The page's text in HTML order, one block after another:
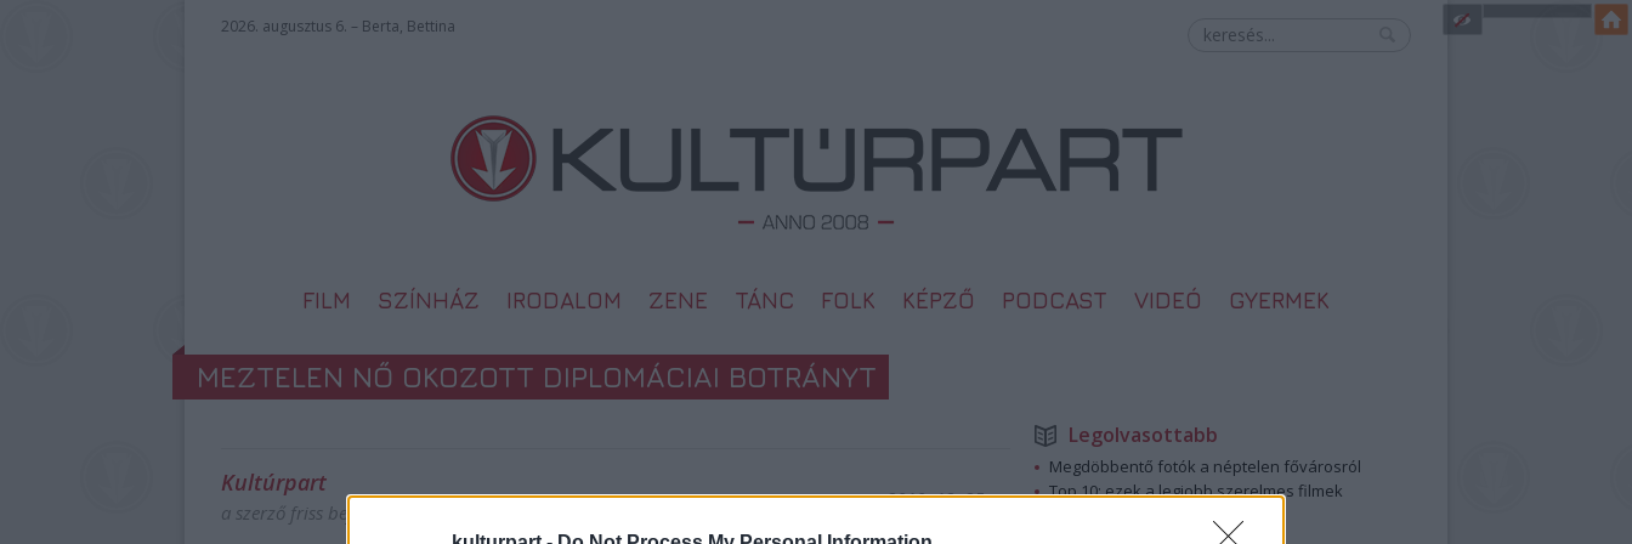
2026. augusztus 6. – Berta, Bettina
FILM SZÍNHÁZ IRODALOM ZENE TÁNC FOLK KÉPZŐ PODCAST VIDEÓ GYERMEK
MEZTELEN NŐ OKOZOTT DIPLOMÁCIAI BOTRÁNYT
Kultúrpart
a szerző friss bejegyzései
2010. 12. 25.
Legolvasottabb
Megdöbbentő fotók a néptelen fővárosról
Top 10: ezek a legjobb szerelmes filmek
Megjöttek a meztelen hősnők